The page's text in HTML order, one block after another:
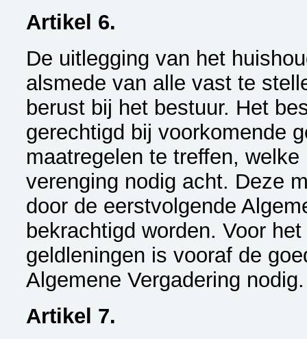
Artikel 6.
De uitlegging van het
alsmede van alle vast te
berust bij het bestuur. Het
gerechtigd bij voorkomende
maatregelen te treffen,
verenging nodig acht. Deze
door de eerstvolgende
bekrachtigd worden. Voor
geldleningen is vooraf de
Algemene Vergadering nodig.
Artikel 7.